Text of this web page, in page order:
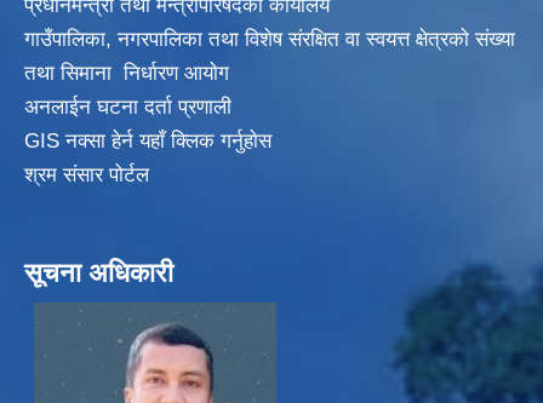
प्रधानमन्त्री तथा मन्त्रीपरिषदकाे कार्यालय
गाउँपालिका, नगरपालिका तथा विशेष संरक्षित वा स्वयत्त क्षेत्रकाे संख्या
तथा सिमाना निर्धारण आयाेग
अनलाईन घटना दर्ता प्रणाली
GIS नक्सा हेर्न यहाँ क्लिक गर्नुहाेस
श्रम संसार पोर्टल
सूचना अधिकारी